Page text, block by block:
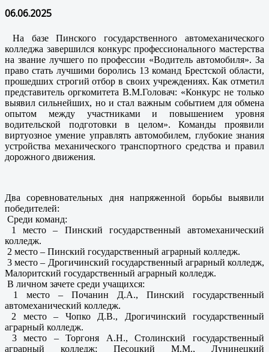
06.06.2025
На базе Пинского государственного автомеханического
колледжа завершился конкурс профессионального мастерства
на звание лучшего по профессии «Водитель автомобиля». За
право стать лучшими боролись 13 команд Брестской области,
прошедших строгий отбор в своих учреждениях. Как отметил
представитель оргкомитета В.М.Головач: «Конкурс не только
выявил сильнейших, но и стал важным событием для обмена
опытом между участниками и повышением уровня
водительской подготовки в целом». Команды проявили
виртуозное умение управлять автомобилем, глубокие знания
устройства механического транспортного средства и правил
дорожного движения.
Два соревновательных дня напряженной борьбы выявили
победителей:
Среди команд:
1 место – Пинский государственный автомеханический
колледж.
2 место – Пинский государственный аграрный колледж.
3 место – Дрогичинский государственный аграрный колледж,
Малоритский государственный аграрный колледж.
В личном зачете среди учащихся:
1 место – Почанин Д.А., Пинский государственный
автомеханический колледж.
2 место – Чопко Д.В., Дрогичинский государственный
аграрный колледж.
3 место – Торгоня А.Н., Столинский государственный
аграрный колледж; Песоцкий М.М., Лунинецкий